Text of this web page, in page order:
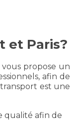
et Paris?
propose un
afin de
est une
qualité afin de